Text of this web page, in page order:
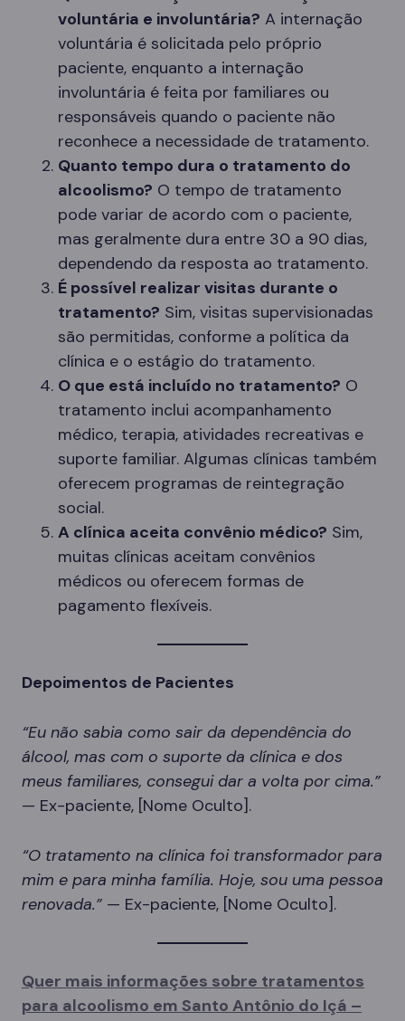
voluntária e involuntária? A internação
voluntária é solicitada pelo próprio
paciente, enquanto a internação
involuntária é feita por familiares ou
responsáveis quando o paciente não
reconhece a necessidade de tratamento.
Quanto tempo dura o tratamento do
alcoolismo? O tempo de tratamento
pode variar de acordo com o paciente,
mas geralmente dura entre 30 a 90 dias,
dependendo da resposta ao tratamento.
É possível realizar visitas durante o
tratamento? Sim, visitas supervisionadas
são permitidas, conforme a política da
clínica e o estágio do tratamento.
O que está incluído no tratamento? O
tratamento inclui acompanhamento
médico, terapia, atividades recreativas e
suporte familiar. Algumas clínicas também
oferecem programas de reintegração
social.
A clínica aceita convênio médico? Sim,
muitas clínicas aceitam convênios
médicos ou oferecem formas de
pagamento flexíveis.
Depoimentos de Pacientes
“Eu não sabia como sair da dependência do
álcool, mas com o suporte da clínica e dos
meus familiares, consegui dar a volta por cima.”
— Ex-paciente, [Nome Oculto].
“O tratamento na clínica foi transformador para
mim e para minha família. Hoje, sou uma pessoa
renovada.” — Ex-paciente, [Nome Oculto].
Quer mais informações sobre tratamentos
para alcoolismo em Santo Antônio do Içá –